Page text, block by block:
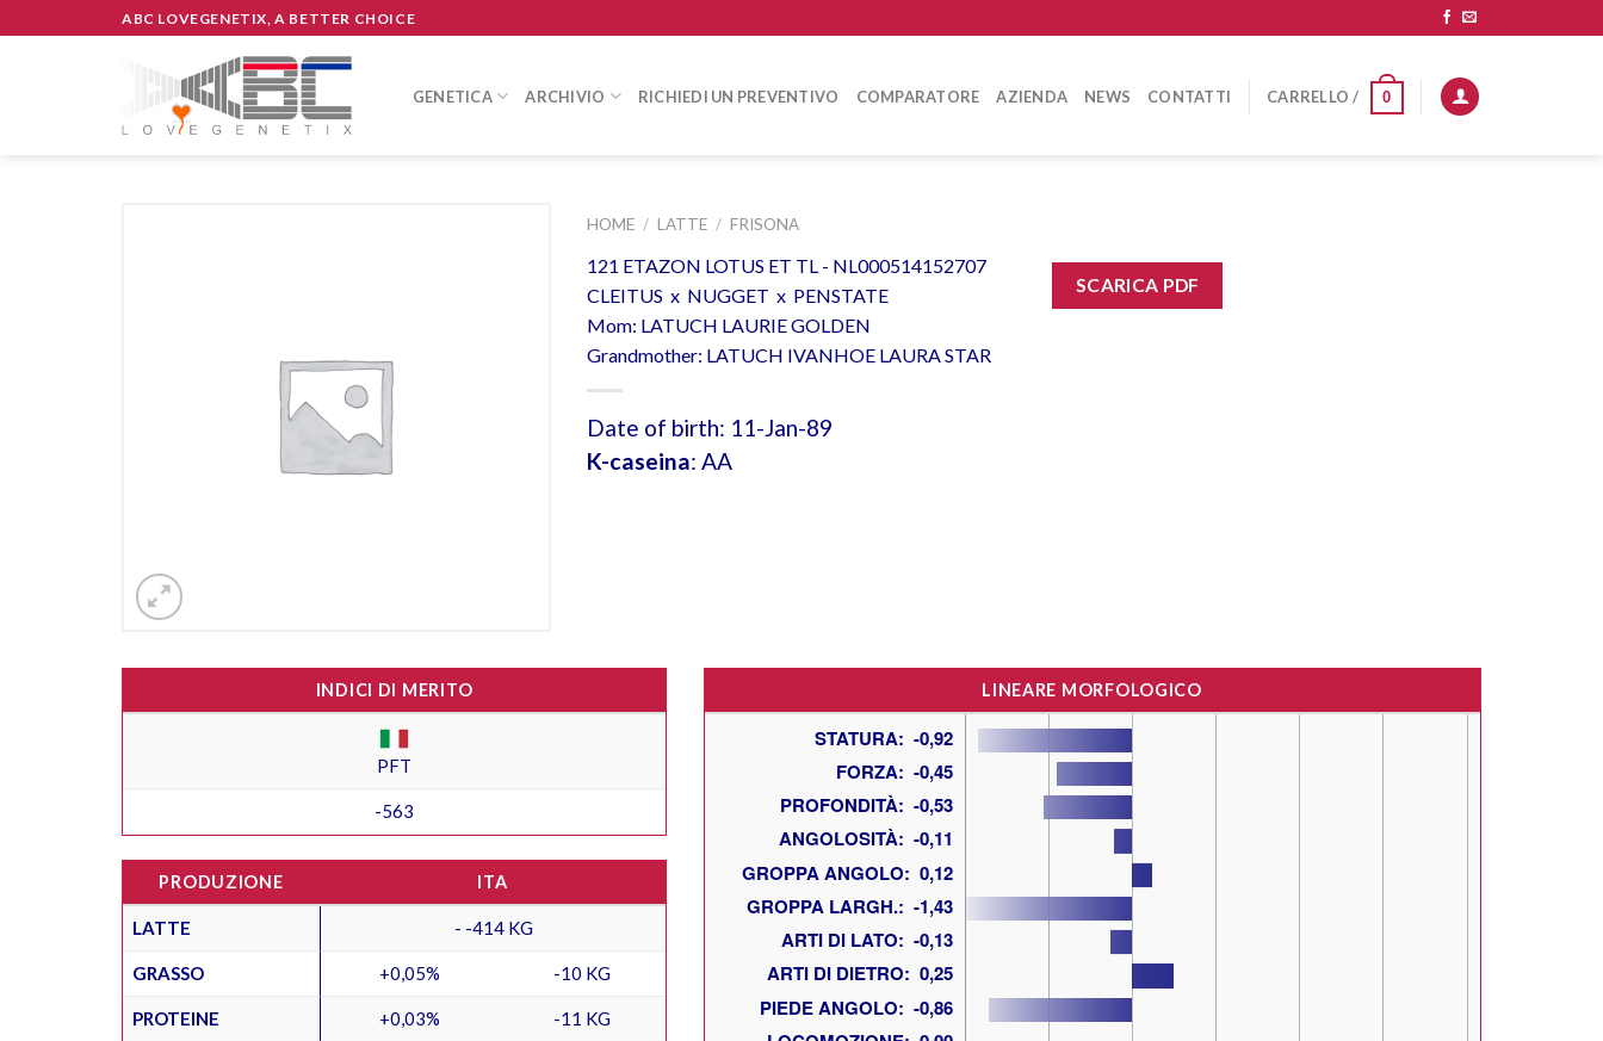
to
ABC LOVEGENETIX, A BETTER CHOICE
GENETICA ARCHIVIO RICHIEDI UN PREVENTIVO COMPARATORE AZIENDA NEWS CONTATTI CARRELLO / 0
HOME / LATTE / FRISONA
121 ETAZON LOTUS ET TL - NL000514152707
CLEITUS x NUGGET x PENSTATE
Mom: LATUCH LAURIE GOLDEN
Grandmother: LATUCH IVANHOE LAURA STAR
Date of birth: 11-Jan-89
K-caseina: AA
SCARICA PDF
INDICI DI MERITO
PFT
-563
PRODUZIONE ITA
LATTE - -414 KG
GRASSO +0,05% -10 KG
PROTEINE +0,03% -11 KG
LINEARE MORFOLOGICO